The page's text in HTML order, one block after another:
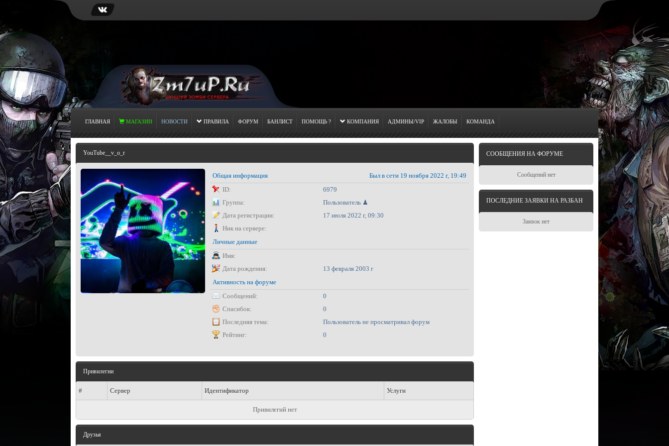
ГЛАВНАЯ МАГАЗИН НОВОСТИ ПРАВИЛА ФОРУМ БАНЛИСТ ПОМОЩЬ ? КОМПАНИЯ АДМИНЫ/VIP ЖАЛОБЫ КОМАНДА
YouTube__v_o_r
Общая информация
Был в сети 19 ноября 2022 г, 19:49
ID:
6979
Группа:
Пользователь ♟
Дата регистрации:
17 июля 2022 г, 09:30
Ник на сервере:
Личные данные
Имя:
Дата рождения:
13 февраля 2003 г
Активность на форуме
Сообщений:
0
Спасибок:
0
Последняя тема:
Пользователь не просматривал форум
Рейтинг:
0
Привилегии
# Сервер Идентификатор Услуги
Привилегий нет
Друзья
СООБЩЕНИЯ НА ФОРУМЕ
Сообщений нет
ПОСЛЕДНИЕ ЗАЯВКИ НА РАЗБАН
Заявок нет